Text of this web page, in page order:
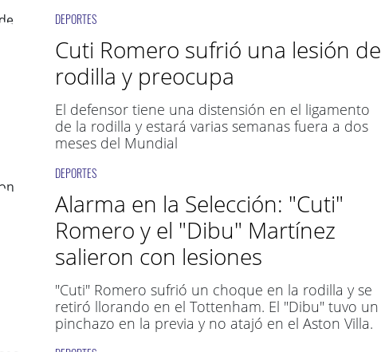
DEPORTES
Cuti Romero sufrió una lesión de
rodilla y preocupa
El defensor tiene una distensión en el ligamento
de la rodilla y estará varias semanas fuera a dos
meses del Mundial
DEPORTES
Alarma en la Selección: "Cuti"
Romero y el "Dibu" Martínez
salieron con lesiones
"Cuti" Romero sufrió un choque en la rodilla y se
retiró llorando en el Tottenham. El "Dibu" tuvo un
pinchazo en la previa y no atajó en el Aston Villa.